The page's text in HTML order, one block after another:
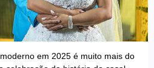
em 2025 é muito mais do